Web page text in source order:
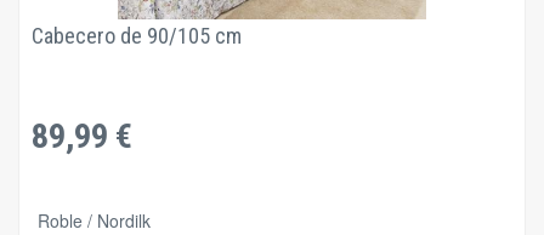
Cabecero de 90/105 cm
89,99 €
Roble / Nordilk